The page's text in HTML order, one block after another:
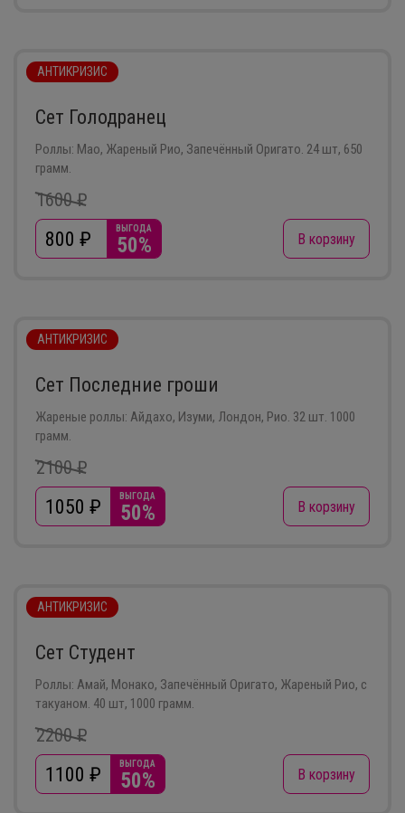
АНТИКРИЗИС
Сет Голодранец
Роллы: Мао, Жареный Рио, Запечённый Оригато. 24 шт, 650
грамм.
1600 ₽
800 ₽ ВЫГОДА
50% В корзину
АНТИКРИЗИС
Сет Последние гроши
Жареные роллы: Айдахо, Изуми, Лондон, Рио. 32 шт. 1000
грамм.
2100 ₽
1050 ₽ ВЫГОДА
50% В корзину
АНТИКРИЗИС
Сет Студент
Роллы: Амай, Монако, Запечённый Оригато, Жареный Рио, с
такуаном. 40 шт, 1000 грамм.
2200 ₽
1100 ₽ ВЫГОДА
50% В корзину